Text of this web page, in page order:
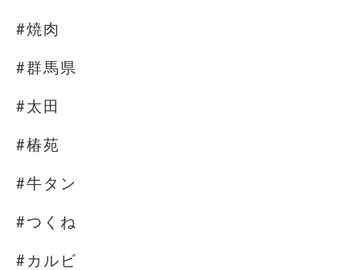
#焼肉
#群馬県
#太田
#椿苑
#牛タン
#つくね
#カルビ